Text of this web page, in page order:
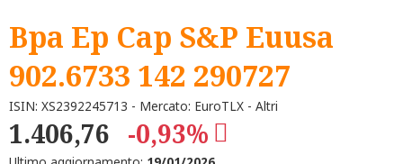
Bpa Ep Cap S&P Euusa
902.6733 142 290727
ISIN: XS2392245713 - Mercato: EuroTLX - Altri
1.406,76 -0,93%